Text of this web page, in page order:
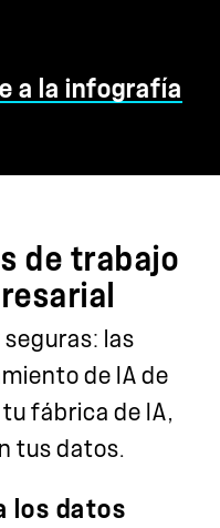
a la infografía
de trabajo
las
de IA de
fábrica de IA,
tus datos.
los datos